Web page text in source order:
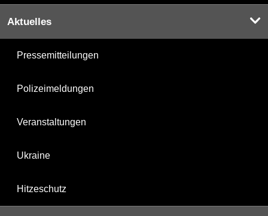
Aktuelles
Pressemitteilungen
Polizeimeldungen
Veranstaltungen
Ukraine
Hitzeschutz